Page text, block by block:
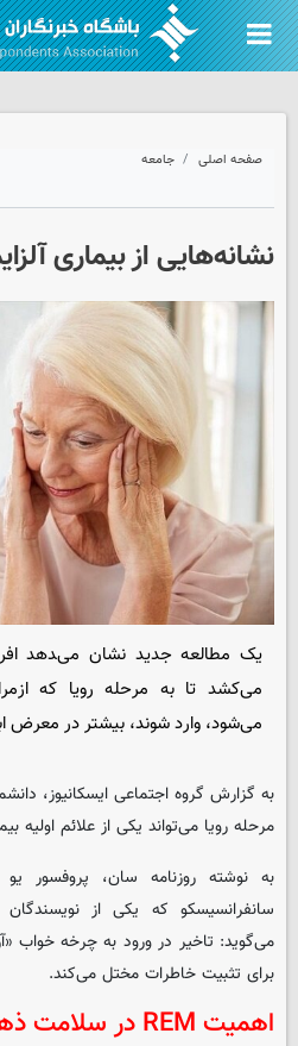
صفحه اصلی جامعه
نشانه‌هایی از بیماری
یک مطالعه جدید نشان می‌‍دهد
می‌کشد تا به مرحله رویا که
می‌شود، وارد شوند، بیشتر در معرض
به گزارش گروه اجتماعی ایسکانیوز،
مرحله رویا می‌تواند یکی از علائم اولیه
به نوشته روزنامه سان، پروفسور یو
سانفرانسیسکو که یکی از
برای تثبیت خاطرات مختل می‌کند.
اهمیت REM در سلامت ذهن